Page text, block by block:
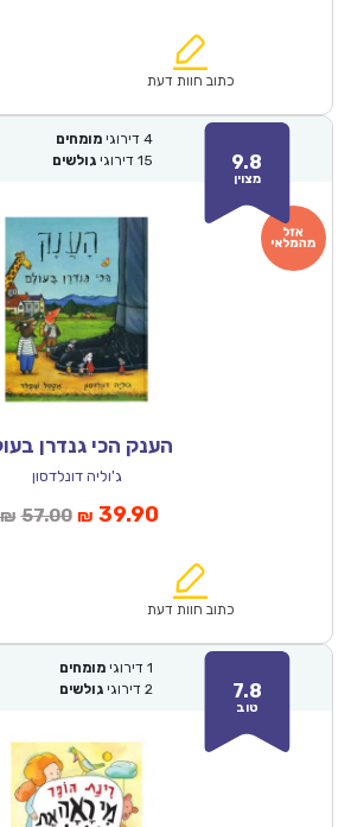
₪64.00.
הוא:
כתוב חוות דעת
9.8
מצוין
4 דירוגי מומחים
15 דירוגי גולשים
הענק הכי גנדרן
ג'וליה דונלדסון
₪ 57.00המחיר
₪57.00.
₪ 39.90המחיר
הוא:
כתוב חוות דעת
7.8
טוב
1 דירוגי מומחים
2 דירוגי גולשים